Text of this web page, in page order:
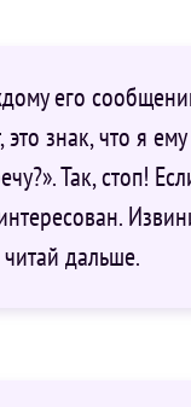
его
знак, что я
Так, стоп!
дальше.